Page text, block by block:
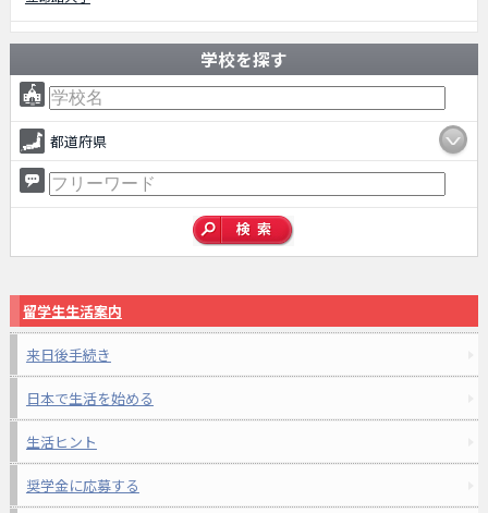
学校を探す
都道府県
留学生生活案内
来日後手続き
日本で生活を始める
生活ヒント
奨学金に応募する